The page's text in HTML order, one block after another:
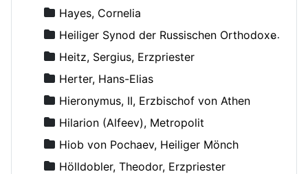
Hayes, Cornelia
Heiliger Synod der Russischen Orthodoxen Kirche
Heitz, Sergius, Erzpriester
Herter, Hans-Elias
Hieronymus, II, Erzbischof von Athen
Hilarion (Alfeev), Metropolit
Hiob von Pochaev, Heiliger Mönch
Hölldobler, Theodor, Erzpriester